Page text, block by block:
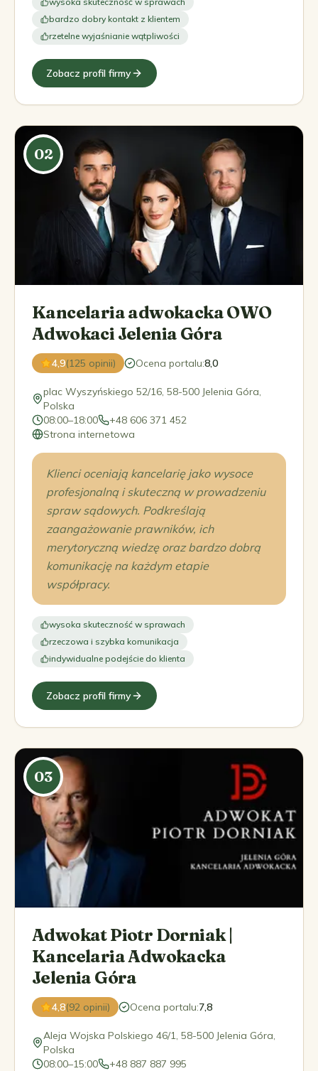
bardzo dobry kontakt z klientem
rzetelne wyjaśnianie wątpliwości
Zobacz profil firmy
02
Kancelaria adwokacka OWO
Adwokaci Jelenia Góra
4,9(125 opinii) Ocena portalu:8,0
plac Wyszyńskiego 52/16, 58-500 Jelenia Góra,
Polska
08:00–18:00
+48 606 371 452
Strona internetowa
Klienci oceniają kancelarię jako wysoce
profesjonalną i skuteczną w prowadzeniu
spraw sądowych. Podkreślają
zaangażowanie prawników, ich
merytoryczną wiedzę oraz bardzo dobrą
komunikację na każdym etapie
współpracy.
wysoka skuteczność w sprawach
rzeczowa i szybka komunikacja
indywidualne podejście do klienta
Zobacz profil firmy
03
Adwokat Piotr Dorniak |
Kancelaria Adwokacka
Jelenia Góra
4,8(92 opinii) Ocena portalu:7,8
Aleja Wojska Polskiego 46/1, 58-500 Jelenia Góra,
Polska
08:00–15:00
+48 887 887 995